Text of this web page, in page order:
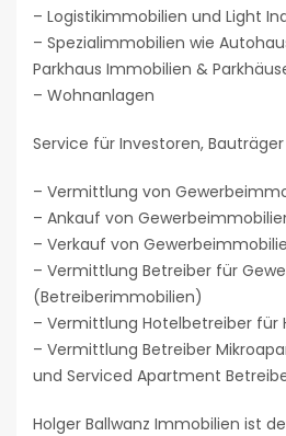
– Logistikimmobilien und Light
– Spezialimmobilien wie
Parkhaus Immobilien &
– Wohnanlagen
Service für Investoren,
– Vermittlung von
– Ankauf von
– Verkauf von
– Vermittlung Betreiber für
(Betreiberimmobilien)
– Vermittlung Hotelbetreiber für
– Vermittlung Betreiber
und Serviced Apartment
Holger Ballwanz Immobilien ist